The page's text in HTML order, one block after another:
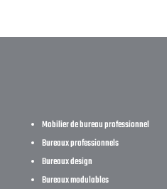
Mobilier de bureau professionnel
Bureaux professionnels
Bureaux design
Bureaux modulables